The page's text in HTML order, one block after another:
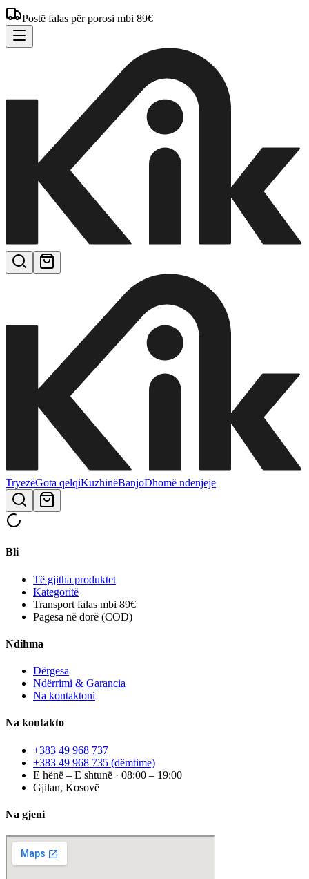
Postë falas për porosi mbi 89€
TryezëGota qelqiKuzhinëBanjoDhomë ndenjeje
Bli
Të gjitha produktet
Kategoritë
Transport falas mbi 89€
Pagesa në dorë (COD)
Ndihma
Dërgesa
Ndërrimi & Garancia
Na kontaktoni
Na kontakto
+383 49 968 737
+383 49 968 735 (dëmtime)
E hënë – E shtunë · 08:00 – 19:00
Gjilan, Kosovë
Na gjeni